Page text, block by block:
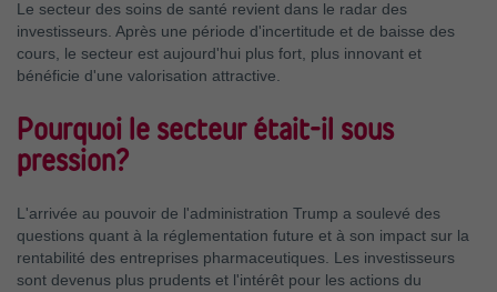
Le secteur des soins de santé revient dans le radar des
investisseurs. Après une période d'incertitude et de baisse des
cours, le secteur est aujourd'hui plus fort, plus innovant et
bénéficie d'une valorisation attractive.
Pourquoi le secteur était-il sous
pression?
L'arrivée au pouvoir de l'administration Trump a soulevé des
questions quant à la réglementation future et à son impact sur la
rentabilité des entreprises pharmaceutiques. Les investisseurs
sont devenus plus prudents et l'intérêt pour les actions du